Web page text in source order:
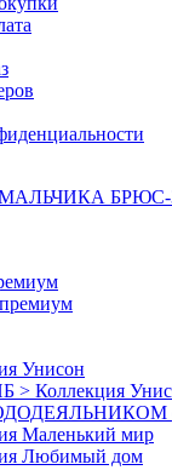
БРЮС-
Унисон
> Коллекция
Маленький мир
Любимый дом